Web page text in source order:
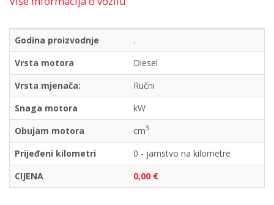
Godina proizvodnje
.
Vrsta motora
Diesel
Vrsta mjenača:
Ručni
Snaga motora
kW
Obujam motora
cm3
Prijeđeni kilometri
0 - jamstvo na kilometre
CIJENA
0,00 €